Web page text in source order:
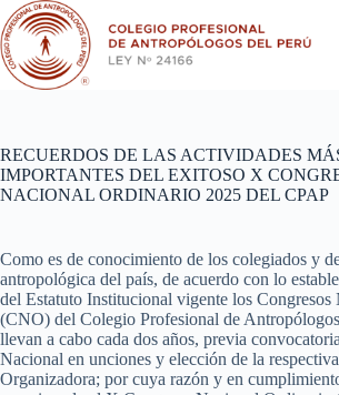
Saltar
al
contenido
RECUERDOS DE LAS ACTIVIDADES
IMPORTANTES DEL EXITOSO X
NACIONAL ORDINARIO 2025 DEL CPAP
Como es de conocimiento de los colegiados y
antropológica del país, de acuerdo con lo
del Estatuto Institucional vigente los
(CNO) del Colegio Profesional de
llevan a cabo cada dos años, previa
Nacional en unciones y elección de la
Organizadora; por cuya razón y en